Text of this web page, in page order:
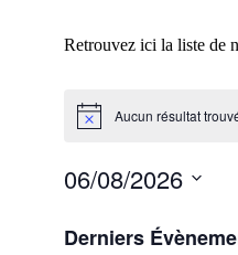
Retrouvez ici la liste de
Aucun résultat
06/08/2026
date.
Derniers